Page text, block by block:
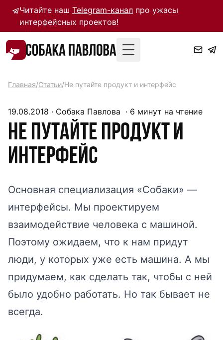
Читайте нашTelegram-канал про ужасы
интерфейсных проектов!
Toggle Menu
Главная/Статьи/Не путайте продукт и интерфейс
19.08.2018 · Собака Павлова · 6 минут на чтение
Не путайте продукт и
интерфейс
Основная специализация «Собаки» —
интерфейсы. Мы проектируем
взаимодействие человека с машиной.
Поэтому ожидаем, что к нам придут
люди, у которых уже есть машина. А мы
придумаем, как сделать так, чтобы с ней
было удобно работать. Но так бывает не
всегда.